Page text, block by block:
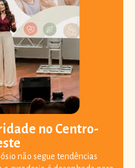
no Centro-
não segue tendências